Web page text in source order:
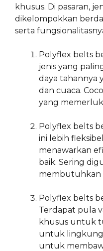
khusus. Di pasaran,
dikelompokkan
serta
Polyflex belts
jenis yang
daya tahannya
dan cuaca.
yang
Polyflex belts
ini lebih
menawarkan
baik. Sering
membutuhkan
Polyflex belts
Terdapat pula
khusus untuk
untuk
untuk